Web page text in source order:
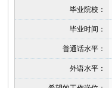
毕业院校：
毕业时间：
普通话水平：
外语水平：